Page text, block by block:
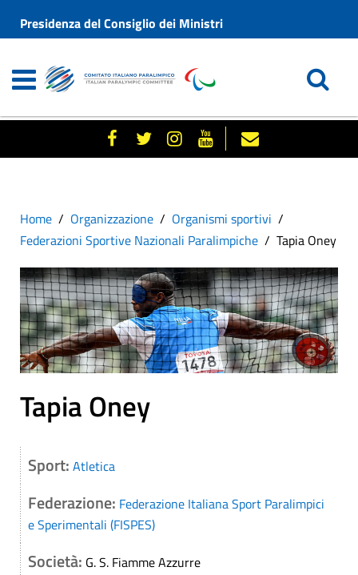
Presidenza del Consiglio dei Ministri
Home Organizzazione
Organismi sportivi
Federazioni Sportive Nazionali Paralimpiche
Tapia Oney
Tapia Oney
Sport: Atletica
Federazione: Federazione Italiana Sport Paralimpici
e Sperimentali (FISPES)
Società: G. S. Fiamme Azzurre